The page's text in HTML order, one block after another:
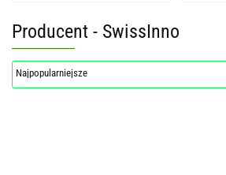
Producent - SwissInno